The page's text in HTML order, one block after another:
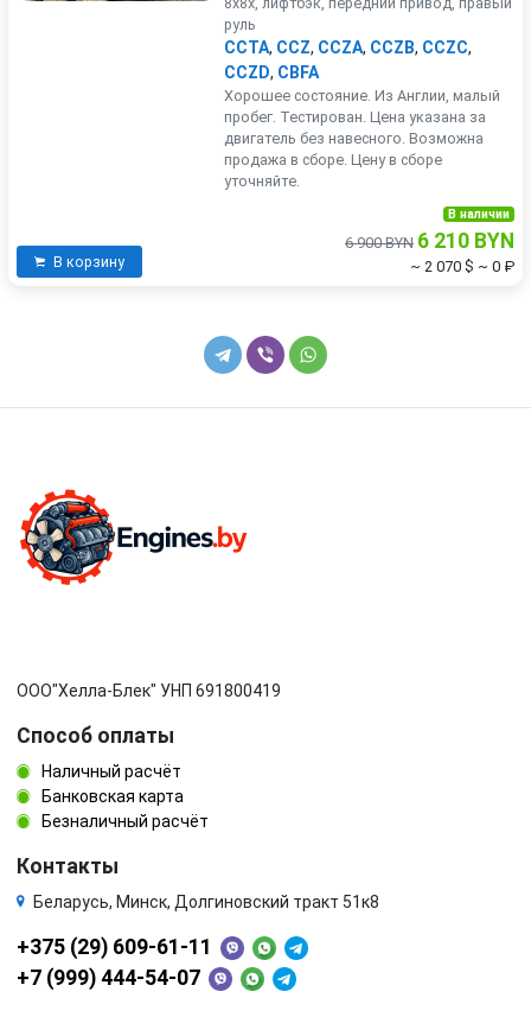
руль
CCTA, CCZ, CCZA, CCZB, CCZC,
CCZD, CBFA
Хорошее состояние. Из Англии, малый
пробег. Тестирован. Цена указана за
двигатель без навесного. Возможна
продажа в сборе. Цену в сборе
уточняйте.
В корзину
В наличии
6 900 BYN 6 210 BYN
~ 2 070 $ ~ 0 ₽
ООО"Хелла-Блек" УНП 691800419
Способ оплаты
Наличный расчёт
Банковская карта
Безналичный расчёт
Контакты
Беларусь, Минск, Долгиновский тракт 51к8
+375 (29) 609-61-11
+7 (999) 444-54-07